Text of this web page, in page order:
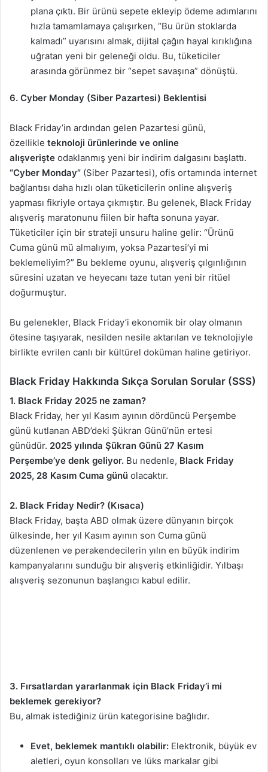
plana çıktı. Bir ürünü sepete ekleyip ödeme adımlarını
hızla tamamlamaya çalışırken, “Bu ürün stoklarda
kalmadı” uyarısını almak, dijital çağın hayal kırıklığına
uğratan yeni bir geleneği oldu. Bu, tüketiciler
arasında görünmez bir “sepet savaşına” dönüştü.
6. Cyber Monday (Siber Pazartesi) Beklentisi
Black Friday’in ardından gelen Pazartesi günü,
özellikle teknoloji ürünlerinde ve online
alışverişte odaklanmış yeni bir indirim dalgasını başlattı.
“Cyber Monday” (Siber Pazartesi), ofis ortamında internet
bağlantısı daha hızlı olan tüketicilerin online alışveriş
yapması fikriyle ortaya çıkmıştır. Bu gelenek, Black Friday
alışveriş maratonunu fiilen bir hafta sonuna yayar.
Tüketiciler için bir strateji unsuru haline gelir: “Ürünü
Cuma günü mü almalıyım, yoksa Pazartesi’yi mi
beklemeliyim?” Bu bekleme oyunu, alışveriş çılgınlığının
süresini uzatan ve heyecanı taze tutan yeni bir ritüel
doğurmuştur.
Bu gelenekler, Black Friday’i ekonomik bir olay olmanın
ötesine taşıyarak, nesilden nesile aktarılan ve teknolojiyle
birlikte evrilen canlı bir kültürel doküman haline getiriyor.
Black Friday Hakkında Sıkça Sorulan Sorular (SSS)
1. Black Friday 2025 ne zaman?
Black Friday, her yıl Kasım ayının dördüncü Perşembe
günü kutlanan ABD’deki Şükran Günü’nün ertesi
günüdür. 2025 yılında Şükran Günü 27 Kasım
Perşembe’ye denk geliyor. Bu nedenle, Black Friday
2025, 28 Kasım Cuma günü olacaktır.
2. Black Friday Nedir? (Kısaca)
Black Friday, başta ABD olmak üzere dünyanın birçok
ülkesinde, her yıl Kasım ayının son Cuma günü
düzenlenen ve perakendecilerin yılın en büyük indirim
kampanyalarını sunduğu bir alışveriş etkinliğidir. Yılbaşı
alışveriş sezonunun başlangıcı kabul edilir.
3. Fırsatlardan yararlanmak için Black Friday’i mi
beklemek gerekiyor?
Bu, almak istediğiniz ürün kategorisine bağlıdır.
Evet, beklemek mantıklı olabilir: Elektronik, büyük ev
aletleri, oyun konsolları ve lüks markalar gibi